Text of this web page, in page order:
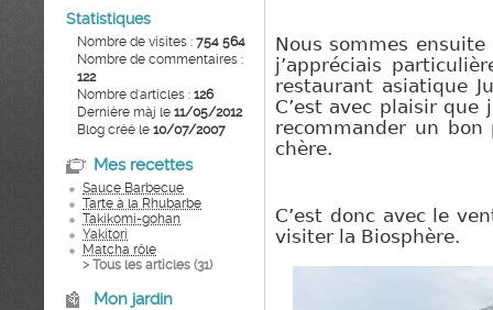
Statistiques
Nombre de visites : 754 564
Nombre de commentaires :
122
Nombre d'articles : 126
Dernière màj le 11/05/2012
Blog créé le 10/07/2007
Mes recettes
Sauce Barbecue
Tarte à la Rhubarbe
Takikomi-gohan
Yakitori
Matcha rôle
> Tous les articles (31)
Mon jardin
Nous sommes
j’appréciais
restaurant asiatique
C’est avec plaisir que
recommand er un bon
chère.
C’est donc avec le ven
visiter la Biosphère.